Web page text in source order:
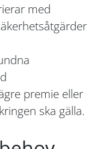
med
premie eller
ska gälla.